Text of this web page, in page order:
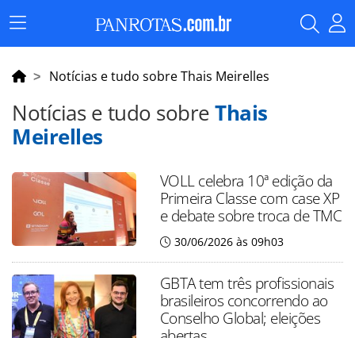
Menu
Principal
Notícias e tudo sobre Thais Meirelles
Notícias e tudo sobreThais
Meirelles
VOLL celebra 10ª edição da
Primeira Classe com case XP
e debate sobre troca de TMC
30/06/2026 às 09h03
GBTA tem três profissionais
brasileiros concorrendo ao
Conselho Global; eleições